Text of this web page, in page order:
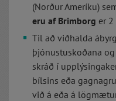
(Norður Ameríku)
eru af Brimborg er 2
Til að viðhalda
þjónustuskoðana
skráð í
bílsins eða
við á eða á